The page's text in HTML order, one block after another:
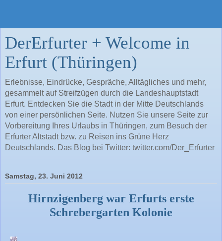
DerErfurter + Welcome in
Erfurt (Thüringen)
Erlebnisse, Eindrücke, Gespräche, Alltägliches und mehr,
gesammelt auf Streifzügen durch die Landeshauptstadt
Erfurt. Entdecken Sie die Stadt in der Mitte Deutschlands
von einer persönlichen Seite. Nutzen Sie unsere Seite zur
Vorbereitung Ihres Urlaubs in Thüringen, zum Besuch der
Erfurter Altstadt bzw. zu Reisen ins Grüne Herz
Deutschlands. Das Blog bei Twitter: twitter.com/Der_Erfurter
Samstag, 23. Juni 2012
Hirnzigenberg war Erfurts erste
Schrebergarten Kolonie